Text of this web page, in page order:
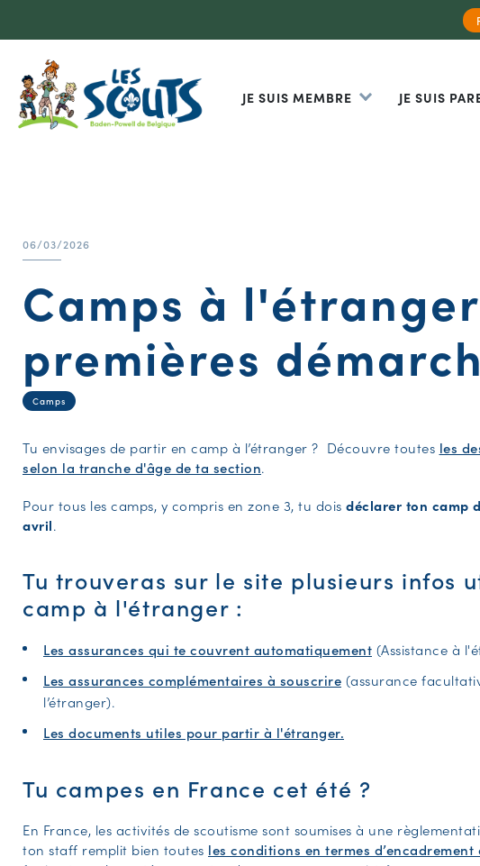
JE SUIS MEMBRE JE SUIS
06/03/2026
Camps à
premières
Camps
Tu envisages de partir en camp à l’étranger ? Découvre toutes les
selon la tranche d'âge de ta section.
Pour tous les camps, y compris en zone 3, tu dois déclarer ton camp
avril.
Tu trouveras sur le site plusieurs infos
camp à l'étranger :
Les assurances qui te couvrent automatiquement (Assistance à
Les assurances complémentaires à souscrire (assurance
l’étranger).
Les documents utiles pour partir à l'étranger.
Tu campes en France cet été ?
En France, les activités de scoutisme sont soumises à une
ton staff remplit bien toutes les conditions en termes